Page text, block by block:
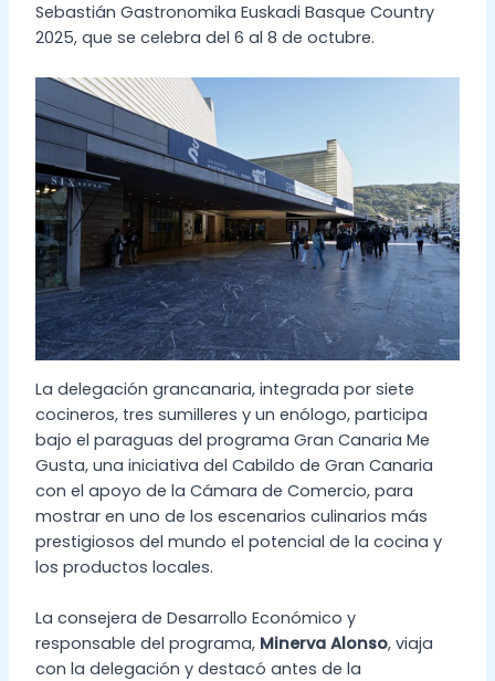
Sebastián Gastronomika Euskadi Basque Country
2025, que se celebra del 6 al 8 de octubre.
La delegación grancanaria, integrada por siete
cocineros, tres sumilleres y un enólogo, participa
bajo el paraguas del programa Gran Canaria Me
Gusta, una iniciativa del Cabildo de Gran Canaria
con el apoyo de la Cámara de Comercio, para
mostrar en uno de los escenarios culinarios más
prestigiosos del mundo el potencial de la cocina y
los productos locales.
La consejera de Desarrollo Económico y
responsable del programa, Minerva Alonso, viaja
con la delegación y destacó antes de la